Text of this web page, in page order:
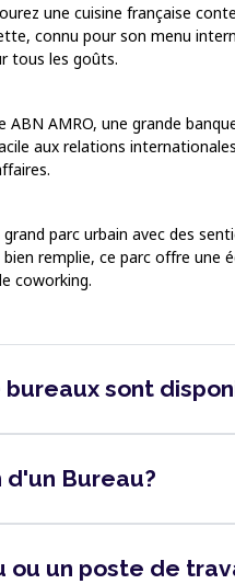
une cuisine française
connu pour son menu
tous les goûts.
AMRO, une grande
aux relations
parc urbain avec des
remplie, ce parc offre une
coworking.
sont
Bureau?
ou un poste de